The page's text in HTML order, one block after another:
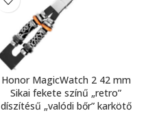
Honor MagicWatch 2 42 mm
Sikai fekete színű „retro”
díszítésű „valódi bőr” karkötő